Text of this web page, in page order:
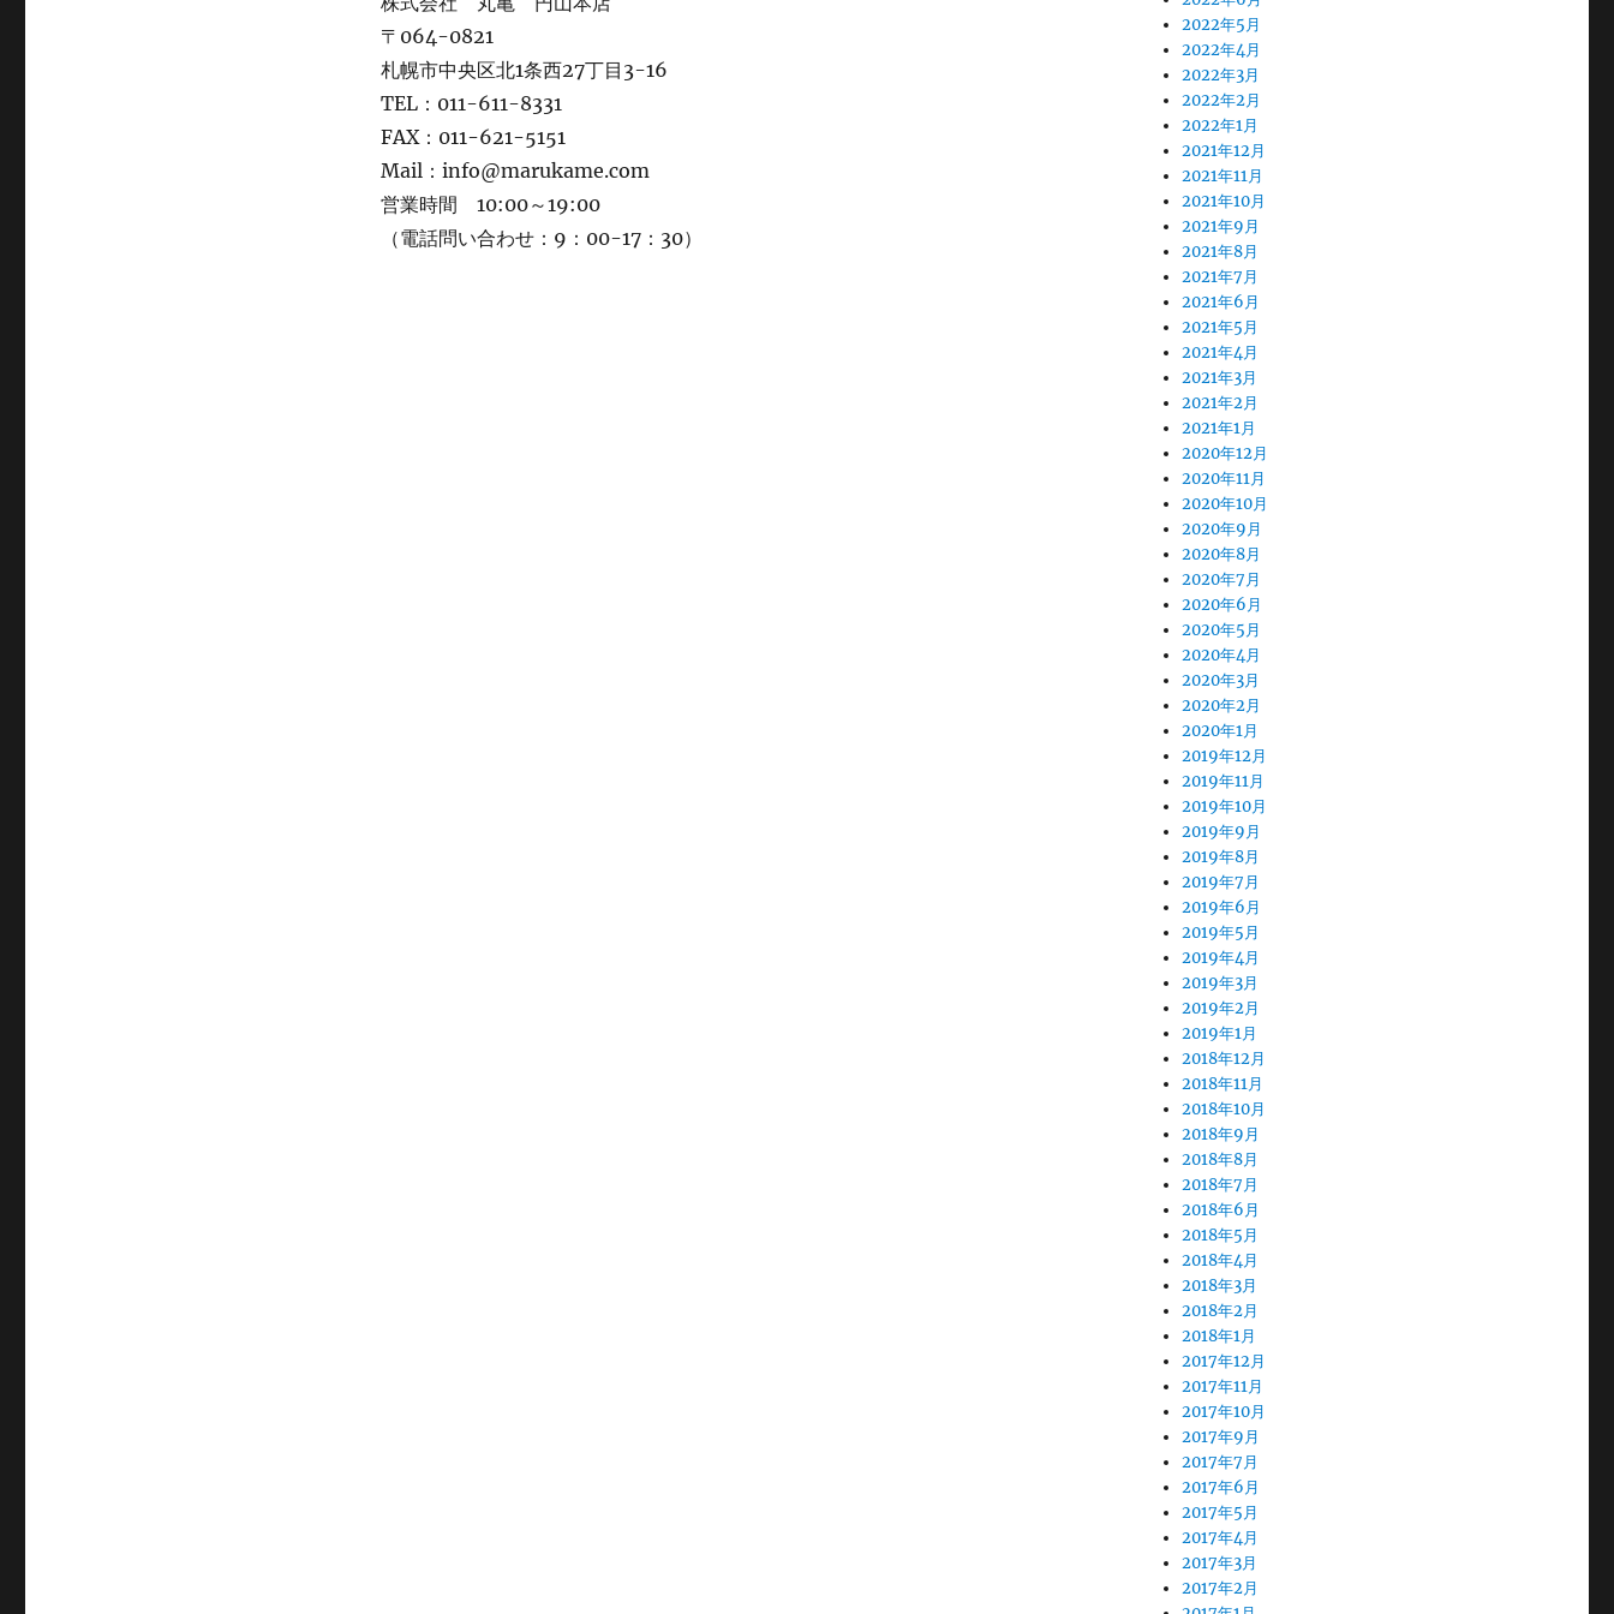
〒064-0821
札幌市中央区北1条西27丁目3-16
TEL：011-611-8331
FAX：011-621-5151
Mail：info@marukame.com
営業時間 10:00～19:00
（電話問い合わせ：9：00-17：30）
2022年5月
2022年4月
2022年3月
2022年2月
2022年1月
2021年12月
2021年11月
2021年10月
2021年9月
2021年8月
2021年7月
2021年6月
2021年5月
2021年4月
2021年3月
2021年2月
2021年1月
2020年12月
2020年11月
2020年10月
2020年9月
2020年8月
2020年7月
2020年6月
2020年5月
2020年4月
2020年3月
2020年2月
2020年1月
2019年12月
2019年11月
2019年10月
2019年9月
2019年8月
2019年7月
2019年6月
2019年5月
2019年4月
2019年3月
2019年2月
2019年1月
2018年12月
2018年11月
2018年10月
2018年9月
2018年8月
2018年7月
2018年6月
2018年5月
2018年4月
2018年3月
2018年2月
2018年1月
2017年12月
2017年11月
2017年10月
2017年9月
2017年7月
2017年6月
2017年5月
2017年4月
2017年3月
2017年2月